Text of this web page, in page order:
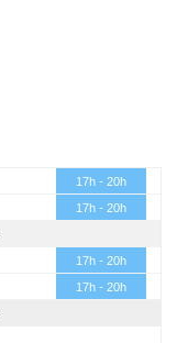
17h - 20h
17h - 20h
17h - 20h
17h - 20h